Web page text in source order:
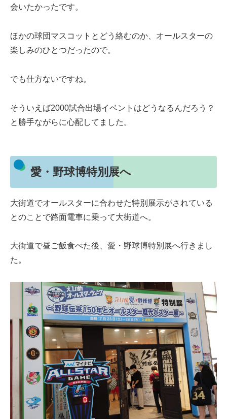
会いたかったです。
ほかの球団マスコットとどう絡むのか、オールスターの
楽しみのひとつだったので。
でも仕方ないですね。
そういえば2000試合出場イベントはどうなるんだろう？
と勝手ながらに心配してました。
愛・野球博特別展へ
大街道でオールスターに合わせた特別展示がされている
とのことで路面電車に乗って大街道へ。
大街道で昼ご飯食べた後、愛・野球博特別展へ行きまし
た。